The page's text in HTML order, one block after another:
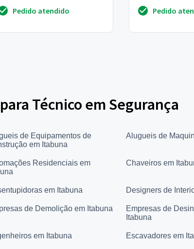
Pedido atendido
gostaria de t...
Pedido
Técnico em Segurança
de Equipamentos de
em Itabuna
Alugueis de
Residenciais em
Chaveiros em
em Itabuna Designers de
de Demolição em Itabuna
Empresas de
Itabuna
em Itabuna Escavadores em